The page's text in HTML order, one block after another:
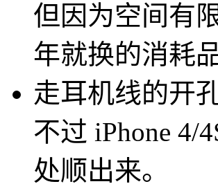
但因为空间有
年就换的消耗
走耳机线的开
不过 iPhone 4/
处顺出来。